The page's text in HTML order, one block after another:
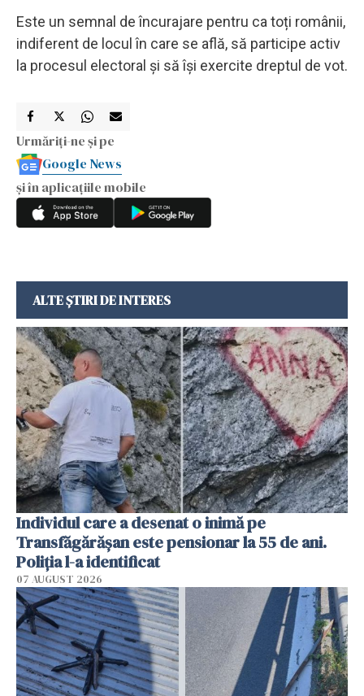
Este un semnal de încurajare pentru ca toți românii,
indiferent de locul în care se află, să participe activ
la procesul electoral și să își exercite dreptul de vot.
Urmăriți-ne și pe
Google News
și în aplicațiile mobile
ALTE ȘTIRI DE INTERES
Individul care a desenat o inimă pe
Transfăgărășan este pensionar la 55 de ani.
Poliția l-a identificat
07 AUGUST 2026